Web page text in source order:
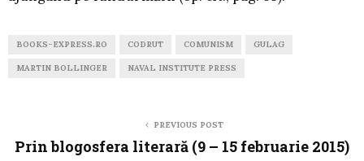
BOOKS-EXPRESS.RO CODRUT COMUNISM GULAG
MARTIN BOLLINGER NAVAL INSTITUTE PRESS
PREVIOUS POST
Prin blogosfera literară (9 – 15 februarie 2015)